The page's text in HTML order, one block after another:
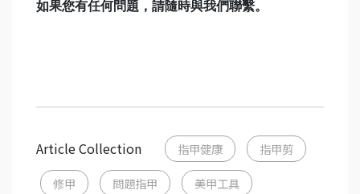
如果您有任何問題，請隨時與我們聯繫。
Article Collection 指甲健康 指甲剪
修甲 問題指甲 美甲工具